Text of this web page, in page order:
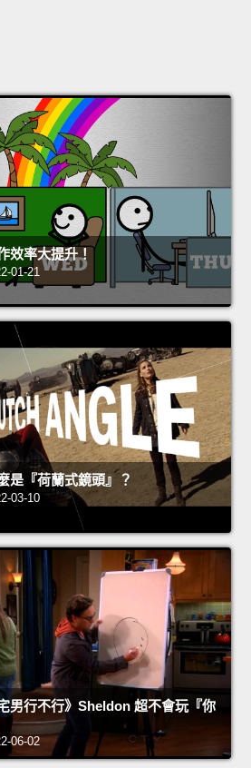
效率大提升！
01-21
是『荷蘭式鏡頭』？
03-10
男行不行》Sheldon 超不會玩『你
06-02